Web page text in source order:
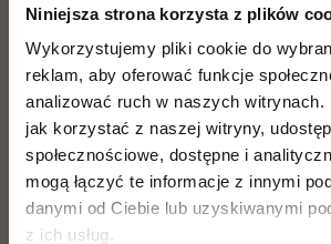
Niniejsza strona korzysta z plików
Wykorzystujemy pliki cookie do
reklam, aby oferować funkcje
analizować ruch w naszych witrynach.
jak korzystać z naszej witryny,
społecznościowe, dostępne i
mogą łączyć te informacje z innymi
danymi od Ciebie lub uzyskiwanymi
z ich usług.
Jakub Kilanowski
729 142 897
j.kilanowski@pres.com.pl
Paweł Ritter
Tel.729 142 896